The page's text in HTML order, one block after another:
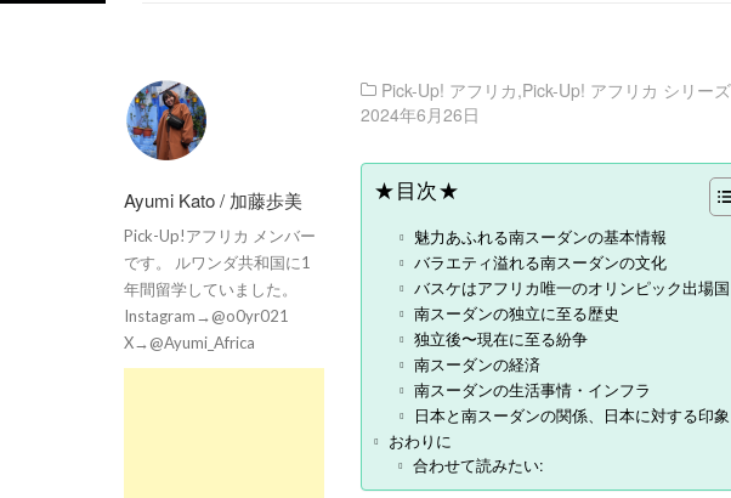
Ayumi Kato / 加藤歩美
Pick-Up!アフリカ メンバー
です。 ルワンダ共和国に1
年間留学していました。
Instagram→@o0yr021
X→@Ayumi_Africa
Pick-Up! アフリカ,Pick-Up! アフリカ シリーズ
2024年6月26日
★目次★
魅力あふれる南スーダンの基本情報
バラエティ溢れる南スーダンの文化
バスケはアフリカ唯一のオリンピック出場国
南スーダンの独立に至る歴史
独立後〜現在に至る紛争
南スーダンの経済
南スーダンの生活事情・インフラ
日本と南スーダンの関係、日本に対する印象
おわりに
合わせて読みたい: